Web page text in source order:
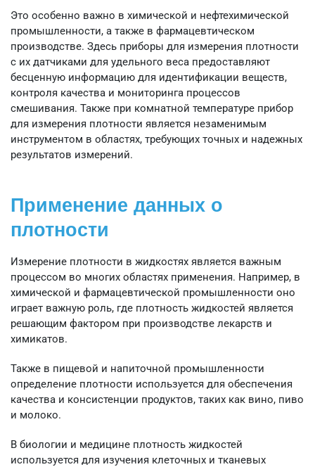
Это особенно важно в химической и нефтехимической
промышленности, а также в фармацевтическом
производстве. Здесь приборы для измерения плотности
с их датчиками для удельного веса предоставляют
бесценную информацию для идентификации веществ,
контроля качества и мониторинга процессов
смешивания. Также при комнатной температуре прибор
для измерения плотности является незаменимым
инструментом в областях, требующих точных и надежных
результатов измерений.
Применение данных о
плотности
Измерение плотности в жидкостях является важным
процессом во многих областях применения. Например, в
химической и фармацевтической промышленности оно
играет важную роль, где плотность жидкостей является
решающим фактором при производстве лекарств и
химикатов.
Также в пищевой и напиточной промышленности
определение плотности используется для обеспечения
качества и консистенции продуктов, таких как вино, пиво
и молоко.
В биологии и медицине плотность жидкостей
используется для изучения клеточных и тканевых